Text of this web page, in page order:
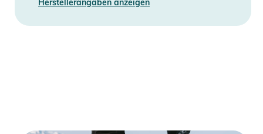
Herstellerangaben anzeigen